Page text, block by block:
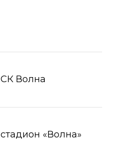
СК Волна
стадион «Волна»